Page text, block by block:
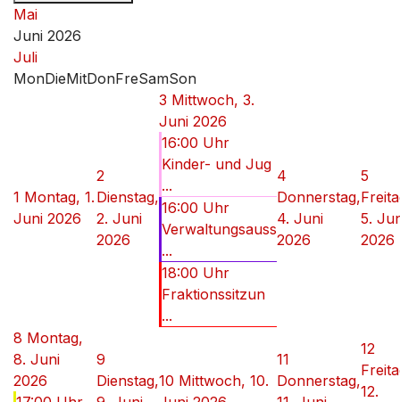
Mai
Juni 2026
Juli
MonDieMitDonFreSamSon
1 Montag, 1.
Juni 2026
2
Dienstag,
2. Juni
2026
3 Mittwoch, 3.
Juni 2026
16:00 Uhr
Kinder- und Jug
...
16:00 Uhr
Verwaltungsauss
...
18:00 Uhr
Fraktionssitzun
...
4
Donnerstag,
4. Juni
2026
5
5.
2026
8 Montag,
8. Juni
2026
9
Dienstag,10 Mittwoch, 10.
11
Donnerstag,
12
12.